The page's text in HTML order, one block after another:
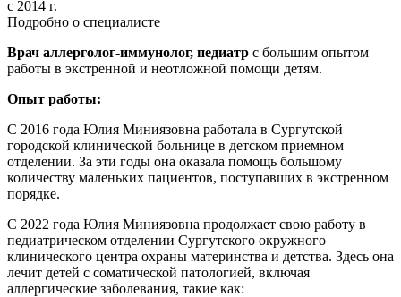
с 2014 г.
Подробно о специалисте
Врач аллерголог-иммунолог, педиатр с большим опытом
работы в экстренной и неотложной помощи детям.
Опыт работы:
С 2016 года Юлия Миниязовна работала в Сургутской
городской клинической больнице в детском приемном
отделении. За эти годы она оказала помощь большому
количеству маленьких пациентов, поступавших в экстренном
порядке.
С 2022 года Юлия Миниязовна продолжает свою работу в
педиатрическом отделении Сургутского окружного
клинического центра охраны материнства и детства. Здесь она
лечит детей с соматической патологией, включая
аллергические заболевания, такие как: